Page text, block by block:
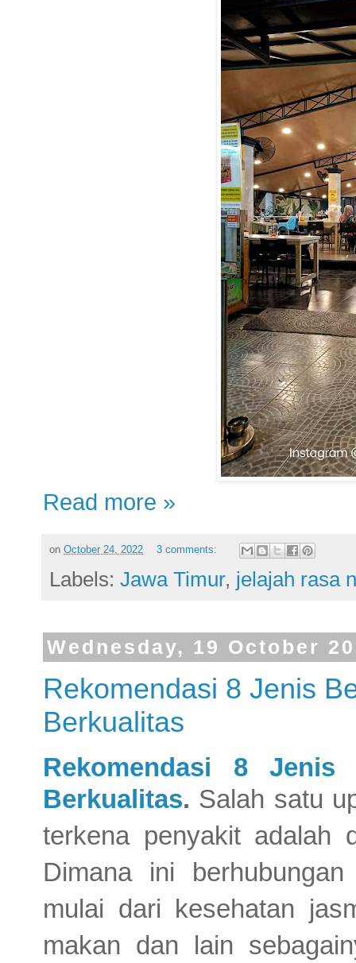
Read more »
on October 24, 2022 3 comments:
Labels: Jawa Timur, jelajah rasa
Wednesday, 19 October
Rekomendasi 8 Jenis
Berkualitas
Rekomendasi 8
Berkualitas. Salah satu
terkena penyakit adalah
Dimana ini
mulai dari kesehatan
makan dan lain